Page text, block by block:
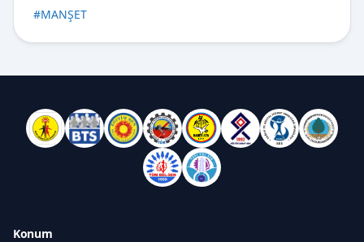
#MANŞET
Konum